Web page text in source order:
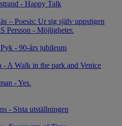
- Happy Talk
– Poesis: Ur sig själv uppstigen
Persson - Möjligheter.
- 90-års jubileum
- A Walk in the park and Venice
- Yes.
- Sista utställningen